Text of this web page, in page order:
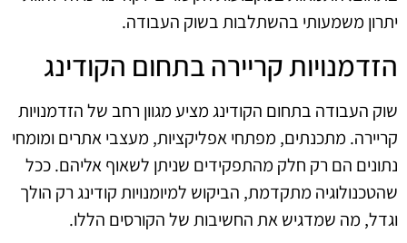
יתרון משמעותי בהשתלבות בשוק העבודה.
הזדמנויות קריירה בתחום הקודינג
שוק העבודה בתחום הקודינג מציע מגוון רחב של הזדמנויות
קריירה. מתכנתים, מפתחי אפליקציות, מעצבי אתרים ומומחי
נתונים הם רק חלק מהתפקידים שניתן לשאוף אליהם. ככל
שהטכנולוגיה מתקדמת, הביקוש למיומנויות קודינג רק הולך
וגדל, מה שמדגיש את החשיבות של הקורסים הללו.